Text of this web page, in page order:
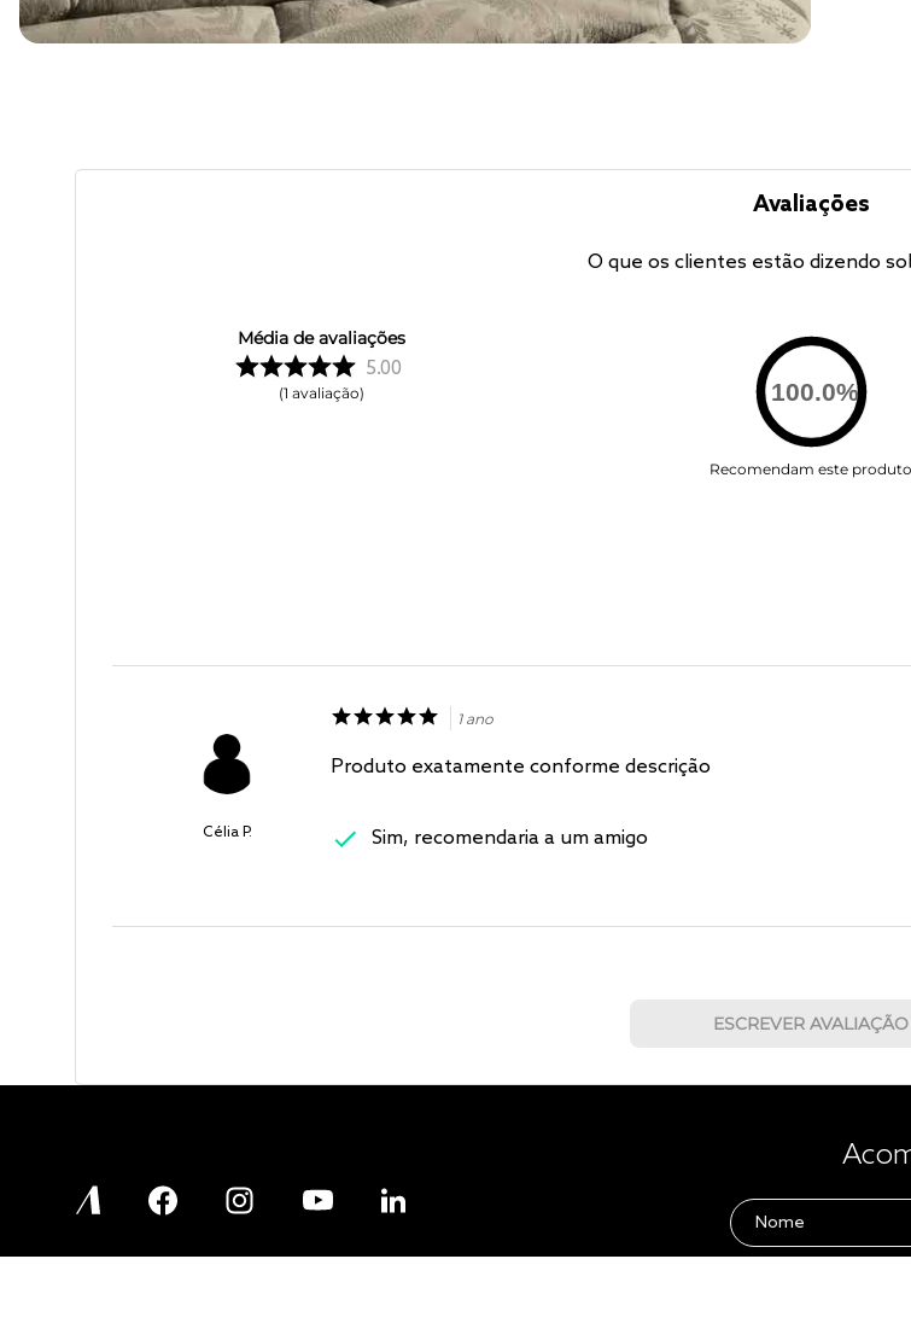
Avaliações
O que os clientes estão dizendo
Média de avaliações
5.00
1 avaliação 100.0%
Recomendam este produto
Célia P.
1 ano
Produto exatamente conforme descrição
Sim, recomendaria a um amigo
ESCREVER AVALIAÇÃO